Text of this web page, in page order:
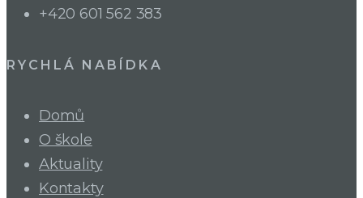
+420 601 562 383
RYCHLÁ NABÍDKA
Domů
O škole
Aktuality
Kontakty